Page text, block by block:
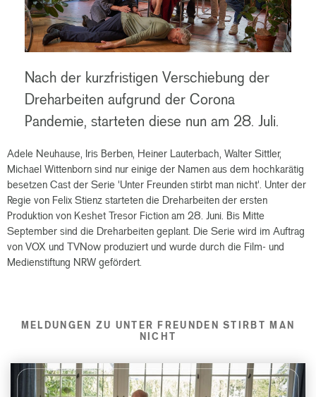
Nach der kurzfristigen Verschiebung der
Dreharbeiten aufgrund der Corona
Pandemie, starteten diese nun am 28. Juli.
Adele Neuhause, Iris Berben, Heiner Lauterbach, Walter Sittler,
Michael Wittenborn sind nur einige der Namen aus dem hochkarätig
besetzen Cast der Serie 'Unter Freunden stirbt man nicht'. Unter der
Regie von Felix Stienz starteten die Dreharbeiten der ersten
Produktion von Keshet Tresor Fiction am 28. Juni. Bis Mitte
September sind die Dreharbeiten geplant. Die Serie wird im Auftrag
von VOX und TVNow produziert und wurde durch die Film- und
Medienstiftung NRW gefördert.
MELDUNGEN ZU UNTER FREUNDEN STIRBT MAN
NICHT